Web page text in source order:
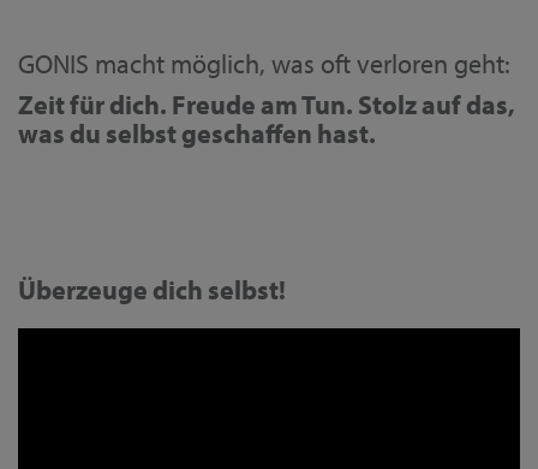
GONIS macht möglich, was oft verloren geht:
Zeit für dich. Freude am Tun. Stolz auf das,
was du selbst geschaffen hast.
Überzeuge dich selbst!